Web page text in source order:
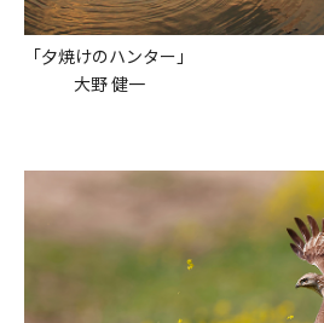
「夕焼けのハンター」
大野 健一